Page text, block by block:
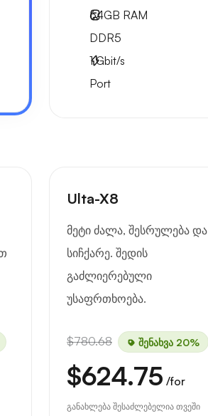
64GB RAM
DDR5
1Gbit/s
Port
Ulta-X8
მეტი ძალა, შესრულება და
სიჩქარე. შედის
გაძლიერებული
უსაფრთხოება.
$780.68 შენახვა 20%
$624.75 /for
განახლება შესაძლებელია თვეში